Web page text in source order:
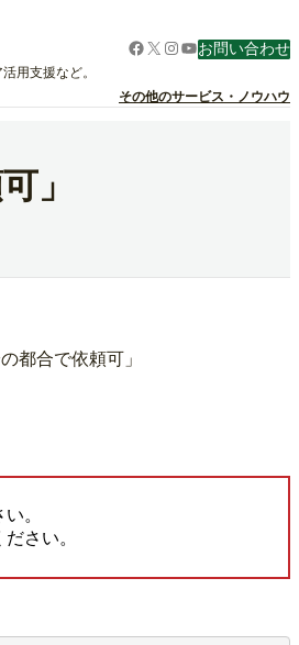
用支援など。
Facebook
X Instagram
YouTube
お問い合わせ
その他のサービス・ノウハウ
」
都合で依頼可」
。
さい。